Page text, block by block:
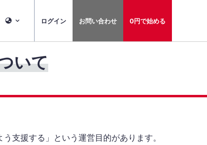
ログイン お問い合わせ 0円で始める
いて
支援する」という運営目的があります。